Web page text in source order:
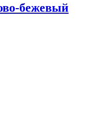
бежевый